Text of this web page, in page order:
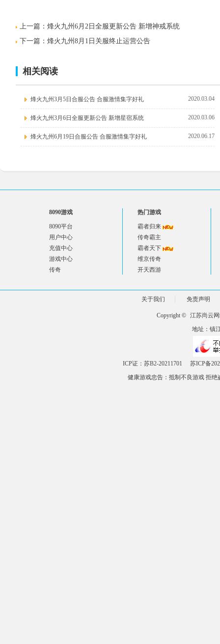
上一篇： 烽火九州6月2日全服更新公告 新增神戒系统
下一篇： 烽火九州8月1日关服终止运营公告
相关阅读
烽火九州3月5日合服公告 合服激情集字好礼 2020.03.04
烽火九州3月6日全服更新公告 新增星宿系统 2020.03.06
烽火九州6月19日合服公告 合服激情集字好礼 2020.06.17
8090游戏
8090平台
用户中心
充值中心
游戏中心
传奇
热门游戏
霸者归来
传奇霸主
霸者天下
维京传奇
开天西游
关于我们 免责声明
Copyright © 江苏尚云
地址：镇
ICP证：苏B2-20211701
苏ICP备
健康游戏忠告：抵制不良游戏 拒